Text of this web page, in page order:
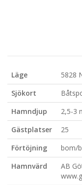
Läge
5828
Sjökort
Hamndjup
2,5-3
Gästplatser
25
Förtöjning
bom/
Hamnvärd
AB